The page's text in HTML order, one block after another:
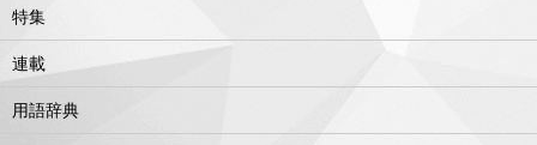
特集
連載
用語辞典